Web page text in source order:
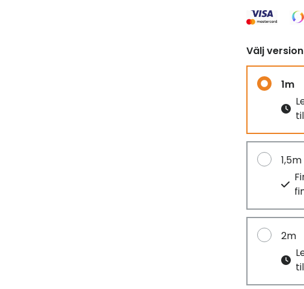
Välj version
1m
1,5m
2m